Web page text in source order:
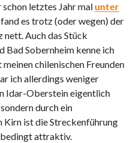
letztes Jahr mal unter
fand es trotz (oder wegen) der
nett. Auch das Stück
Bad Sobernheim kenne ich
chilenischen Freunden
ich allerdings weniger
Idar-Oberstein eigentlich
durch ein
Kirn ist die Streckenführung
attraktiv.